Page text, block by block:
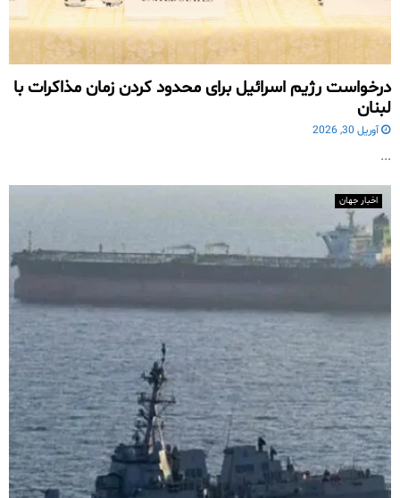
درخواست رژیم اسرائیل برای محدود کردن زمان مذاکرات با
لبنان
آوریل 30, 2026
...
اخبار جهان